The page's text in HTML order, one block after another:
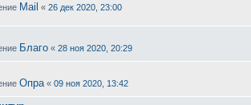
Mail « 26 дек 2020, 23:00
Благо « 28 ноя 2020, 20:29
Опра « 09 ноя 2020, 13:42